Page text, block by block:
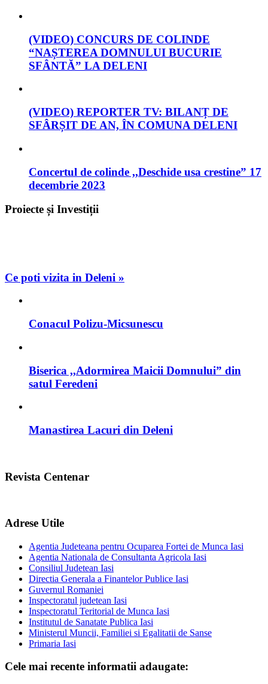
(VIDEO) CONCURS DE COLINDE
“NAȘTEREA DOMNULUI BUCURIE
SFÂNTĂ” LA DELENI
(VIDEO) REPORTER TV: BILANȚ DE
SFÂRȘIT DE AN, ÎN COMUNA DELENI
Concertul de colinde ,,Deschide usa crestine” 17
decembrie 2023
Proiecte și Investiții
Ce poti vizita in Deleni »
Conacul Polizu-Micsunescu
Biserica ,,Adormirea Maicii Domnului” din
satul Feredeni
Manastirea Lacuri din Deleni
Revista Centenar
Adrese Utile
Agentia Judeteana pentru Ocuparea Fortei de Munca Iasi
Agentia Nationala de Consultanta Agricola Iasi
Consiliul Judetean Iasi
Directia Generala a Finantelor Publice Iasi
Guvernul Romaniei
Inspectoratul judetean Iasi
Inspectoratul Teritorial de Munca Iasi
Institutul de Sanatate Publica Iasi
Ministerul Muncii, Familiei si Egalitatii de Sanse
Primaria Iasi
Cele mai recente informatii adaugate: